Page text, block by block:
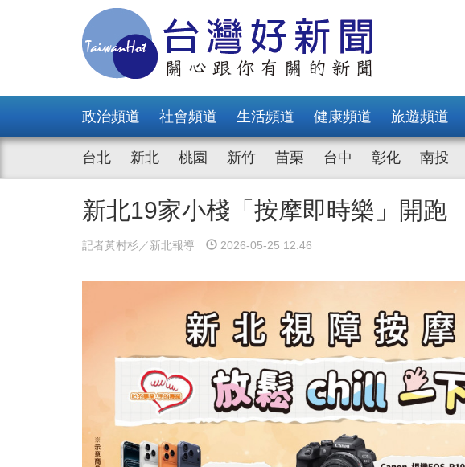
政治頻道 社會頻道 生活頻道 健康頻道 旅遊頻道
台北 新北 桃園 新竹 苗栗 台中 彰化 南投
新北19家小棧「按摩即時樂」開
記者黃村杉／新北報導 2026-05-25 12:46